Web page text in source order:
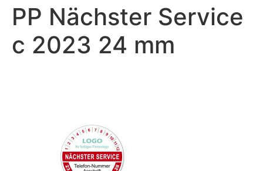
PP Nächster Service
c 2023 24 mm